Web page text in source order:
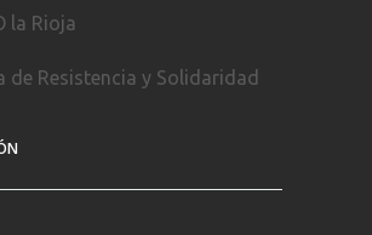
la Rioja
de Resistencia y Solidaridad